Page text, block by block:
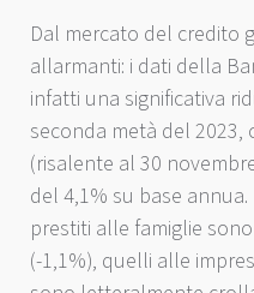
Dal mercato del credito
allarmanti: i dati della
infatti una significativa
seconda metà del
(risalente al 30
del 4,1% su base
prestiti alle famiglie
(-1,1%), quelli alle